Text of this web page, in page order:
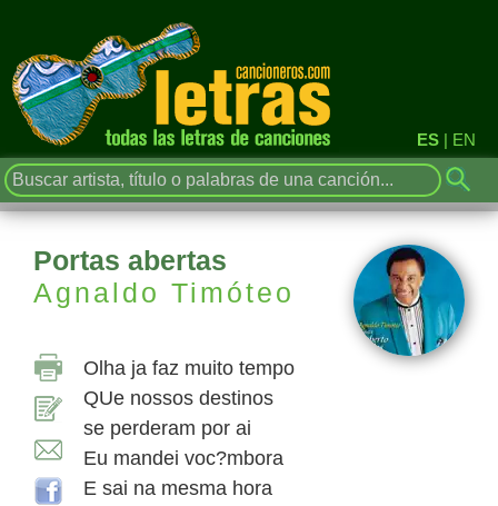
ES | EN
Portas abertas
Agnaldo Timóteo
Olha ja faz muito tempo
QUe nossos destinos
se perderam por ai
Eu mandei voc?mbora
E sai na mesma hora